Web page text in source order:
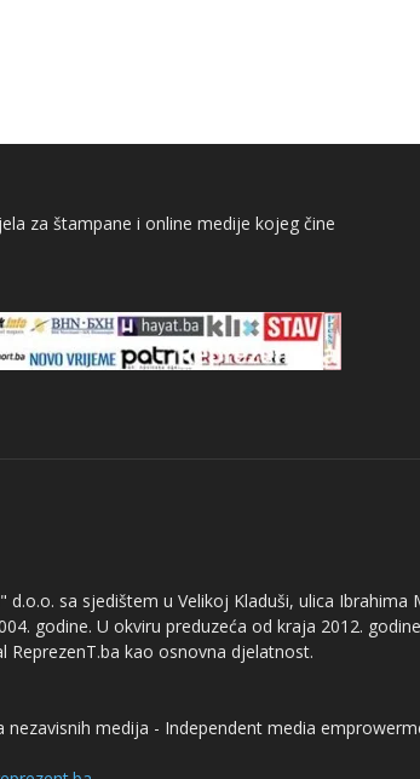
za štampane i online medije kojeg čine
d.o.o. sa sjedištem u Velikoj Kladuši, ulica
godine. U okviru preduzeća od kraja 2012.
ReprezenT.ba kao osnovna djelatnost.
nezavisnih medija - Independent media